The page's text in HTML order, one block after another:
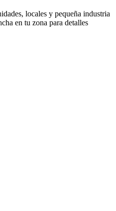
locales y pequeña industria
en tu zona para detalles